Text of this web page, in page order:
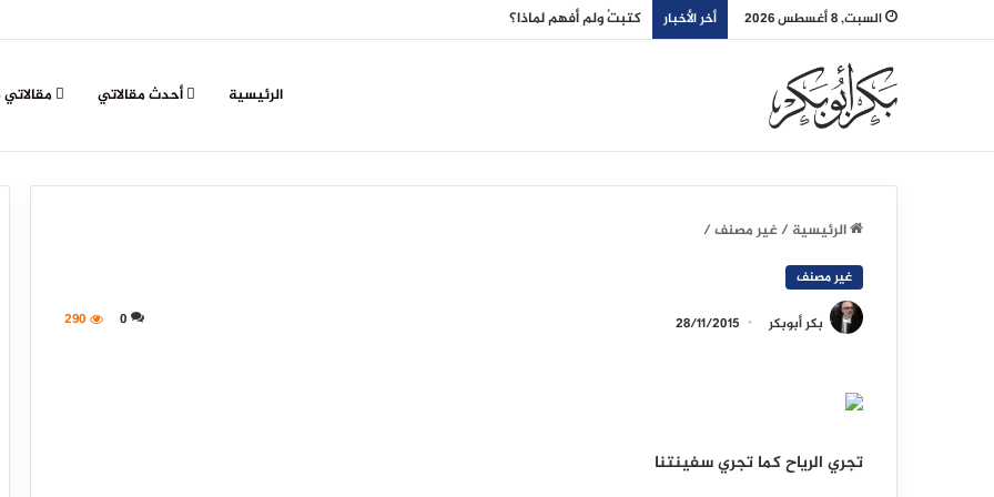
السبت, 8 أغسطس 2026 أخر الأخبار كتبتُ ولم أفهم لماذا؟
الرئيسية أحدث مقالاتي
الرئيسية/غير مصنف/
غير مصنف
بكر أبوبكر 28/11/2015
0
290
تجري الرياح كما تجري سفينتنا